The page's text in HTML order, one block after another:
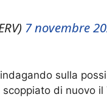
7 novembre
sulla
di nuovo il